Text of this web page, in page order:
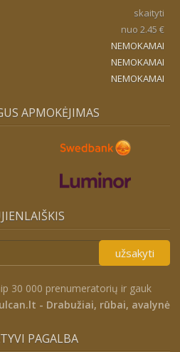
skaityti
nuo 2.45 €
NEMOKAMAI
NEMOKAMAI
NEMOKAMAI
APMOKĖJIMAS
užsakyti
30 000 prenumeratorių ir gauk
- Drabužiai, rūbai, avalynė
PAGALBA